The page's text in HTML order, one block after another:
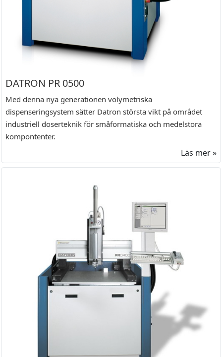
DATRON PR 0500
Med denna nya generationen volymetriska
dispenseringsystem sätter Datron största vikt på området
industriell doserteknik för småformatiska och medelstora
kompontenter.
Läs mer »